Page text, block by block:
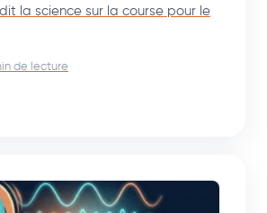
la science sur la course pour le
de lecture